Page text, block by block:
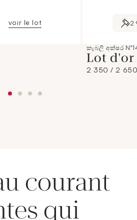
voir le lot 2
කැබලි අක්ෂර
Lot d'or
2 350 / 2
courant
qui